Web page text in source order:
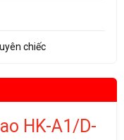
HK-A1/D-
chiếc